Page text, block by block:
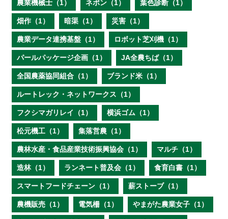
農業機械士（1） ネポン（1） 葉色診断（1）
畑作（1） 暗渠（1） 災害（1）
農業データ連携基盤（1） ロボット芝刈機（1）
パールパッケージ企画（1） JA全農ちば（1）
全国農薬協同組合（1） ブランド米（1）
ルートレック・ネットワークス（1）
フクシマガリレイ（1） 横浜ゴム（1）
松元機工（1） 集落営農（1）
農林水産・食品産業技術振興協会（1） マルチ（1）
造林（1） ランネート普及会（1） 食育白書（1）
スマートフードチェーン（1） 薪ストーブ（1）
農機販売（1） 電気柵（1） やまがた農業女子（1）